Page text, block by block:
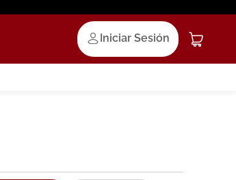
Iniciar Sesión